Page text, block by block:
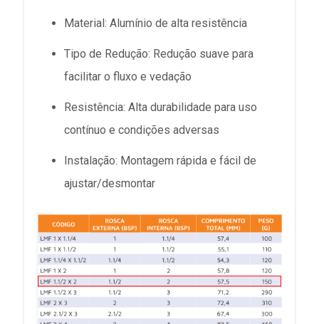
Material: Alumínio de alta resistência
Tipo de Redução: Redução suave para
facilitar o fluxo e vedação
Resistência: Alta durabilidade para uso
contínuo e condições adversas
Instalação: Montagem rápida e fácil de
ajustar/desmontar